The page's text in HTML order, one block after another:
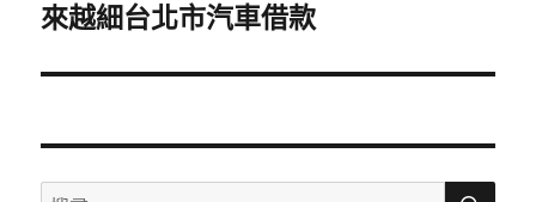
一
文
來越細台北市汽車借款
搜